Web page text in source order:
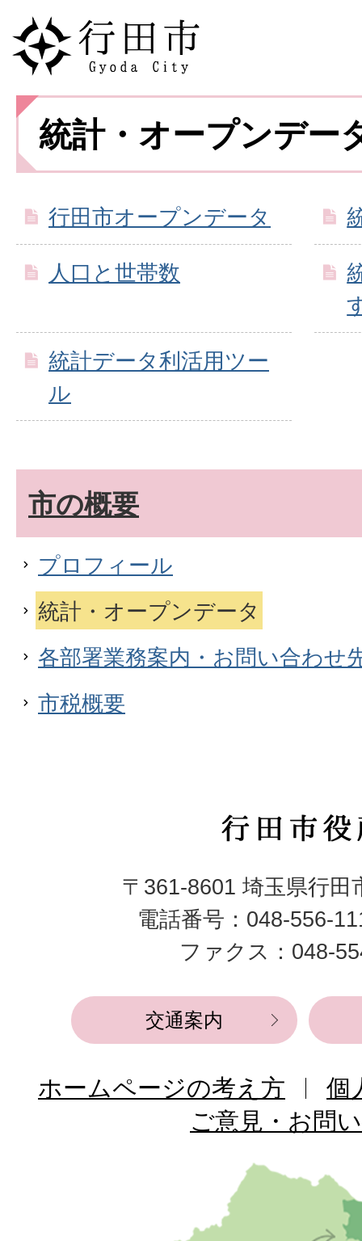
統計・オープンデー
行田市オープンデータ
人口と世帯数
統計データ利活用ツー
ル
市の概要
プロフィール
統計・オープンデータ
各部署業務案内・お問い合わせ
市税概要
行
市
役
所
〒361-8601 埼玉県行田
電話番号：048-556-
ファクス：048-
交通案内
ホームページの考え方
個
ご意見・お問